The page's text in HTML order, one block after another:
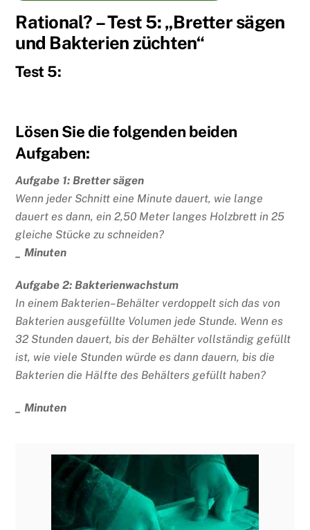
Rational? – Test 5: „Bretter sägen
und Bakterien züchten“
Test 5:
Lösen Sie die folgenden beiden
Aufgaben:
Aufgabe 1: Bretter sägen
Wenn jeder Schnitt eine Minute dauert, wie lange
dauert es dann, ein 2,50 Meter langes Holzbrett in 25
gleiche Stücke zu schneiden?
_ Minuten
Aufgabe 2: Bakterienwachstum
In einem Bakterien–Behälter verdoppelt sich das von
Bakterien ausgefüllte Volumen jede Stunde. Wenn es
32 Stunden dauert, bis der Behälter vollständig gefüllt
ist, wie viele Stunden würde es dann dauern, bis die
Bakterien die Hälfte des Behälters gefüllt haben?
_ Minuten